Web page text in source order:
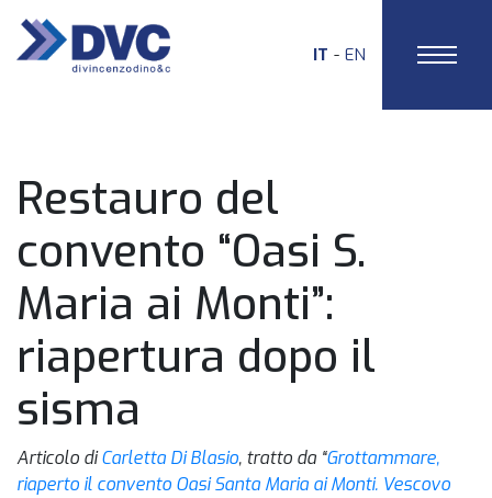
IT EN
Restauro del
convento “Oasi S.
Maria ai Monti”:
riapertura dopo il
sisma
Articolo diCarletta Di Blasio, tratto da “Grottammare,
riaperto il convento Oasi Santa Maria ai Monti. Vescovo